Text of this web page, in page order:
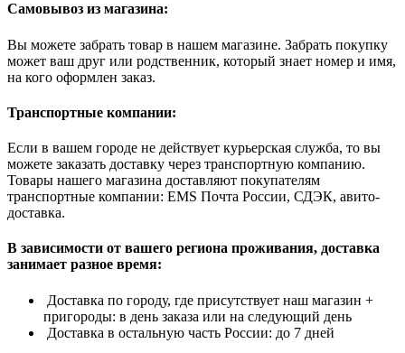
Самовывоз из магазина:
Вы можете забрать товар в нашем магазине. Забрать покупку
может ваш друг или родственник, который знает номер и имя,
на кого оформлен заказ.
Транспортные компании:
Если в вашем городе не действует курьерская служба, то вы
можете заказать доставку через транспортную компанию.
Товары нашего магазина доставляют покупателям
транспортные компании: EMS Почта России, СДЭК, авито-
доставка.
В зависимости от вашего региона проживания, доставка
занимает разное время:
Доставка по городу, где присутствует наш магазин +
пригороды: в день заказа или на следующий день
Доставка в остальную часть России: до 7 дней